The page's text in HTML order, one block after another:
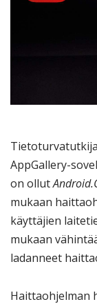
AppGallery-
on ollut
mukaan
käyttäjien
mukaan
ladanneet
Haittaohjelman